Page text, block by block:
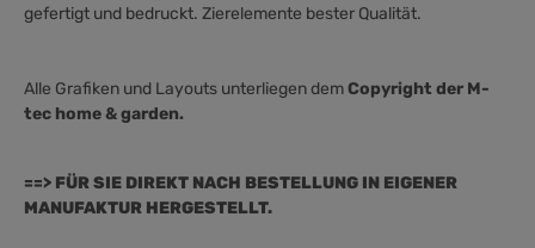
gefertigt und bedruckt. Zierelemente bester Qualität.
Alle Grafiken und Layouts unterliegen demCopyright der M-
tec home & garden.
==> FÜR SIE DIREKT NACH BESTELLUNG IN EIGENER
MANUFAKTUR HERGESTELLT.